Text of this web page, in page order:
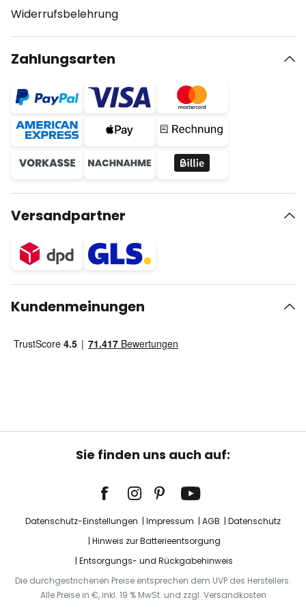
Widerrufsbelehrung
Zahlungsarten
Versandpartner
Kundenmeinungen
Sie finden uns auch auf:
Datenschutz-Einstellungen Impressum AGB
Datenschutz
Hinweis zur Batterieentsorgung
Entsorgungs- und Rückgabehinweis
Die durchgestrichenen Preise entsprechen dem UVP des Herstellers.
Alle Preise in €, inkl. 19 % MwSt. und zzgl. Versandkosten